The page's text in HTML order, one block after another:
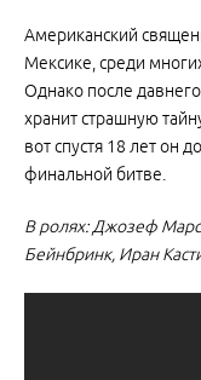
Американский
Мексике, среди
Однако после
хранит страшную
вот спустя 18 лет он
финальной битве.
В ролях: Джозеф
Бейнбринк, Иран